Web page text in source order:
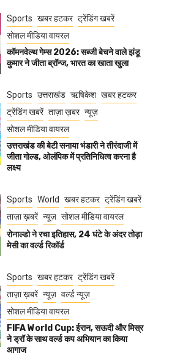
Sports खबर हटकर ट्रेंडिंग खबरें
सोशल मीडिया वायरल
कॉमनवेल्थ गेम्स 2026: सब्जी बेचने वाले झंडू
कुमार ने जीता ब्रॉन्ज, भारत का खाता खुला
Sports उत्तराखंड ऋषिकेश खबर हटकर
ट्रेंडिंग खबरें ताज़ा ख़बर न्यूज़
सोशल मीडिया वायरल
उत्तराखंड की बेटी सनाया भंडारी ने तीरंदाजी में
जीता गोल्ड, ओलंपिक में प्रतिनिधित्व करना है
लक्ष्य
Sports World खबर हटकर ट्रेंडिंग खबरें
ताज़ा ख़बरें न्यूज़ सोशल मीडिया वायरल
रोनाल्डो ने रचा इतिहास, 24 घंटे के अंदर तोड़ा
मेसी का वर्ल्ड रिकॉर्ड
Sports खबर हटकर ट्रेंडिंग खबरें
ताज़ा ख़बरें न्यूज़ वर्ल्ड न्यूज़
सोशल मीडिया वायरल
FIFA World Cup: ईरान, सऊदी और मिस्र
ने ड्रॉ के साथ वर्ल्ड कप अभियान का किया
आगाज